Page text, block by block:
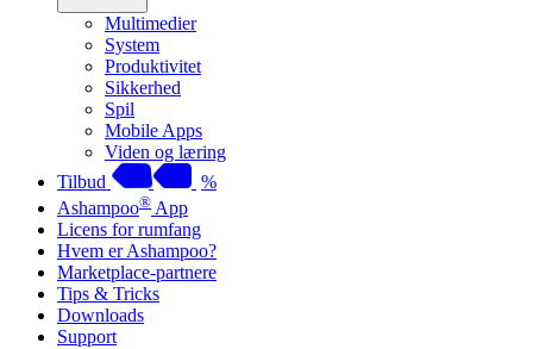
Multimedier
System
Produktivitet
Sikkerhed
Spil
Mobile Apps
Viden og læring
Tilbud
%
Ashampoo® App
Licens for rumfang
Hvem er Ashampoo?
Marketplace-partnere
Tips & Tricks
Downloads
Support